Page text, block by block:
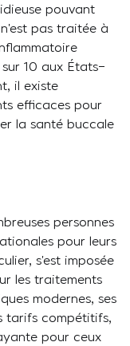
pouvant
pas traitée à
10 aux États-
il existe
efficaces pour
la santé buccale
personnes
pour leurs
s’est imposée
les traitements
modernes, ses
tarifs compétitifs,
pour ceux